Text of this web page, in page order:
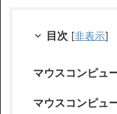
目次 [非表示]
マウスコンピュ
マウスコンピュ